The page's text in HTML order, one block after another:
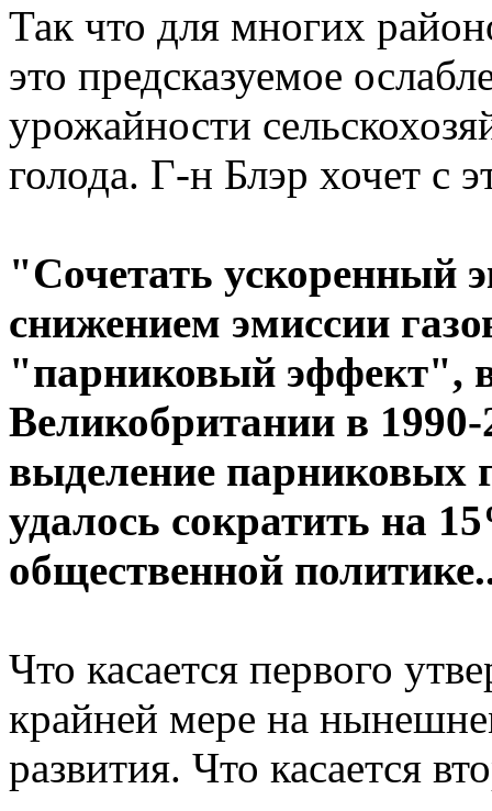
Так что для многих
это предсказуемое
урожайности
голода. Г-н Блэр хочет с
"Сочетать ускоренный
снижением эмиссии
"парниковый эффект",
Великобритании в
выделение парниковых
удалось сократить на
общественной
Что касается первого
крайней мере на
развития. Что касается